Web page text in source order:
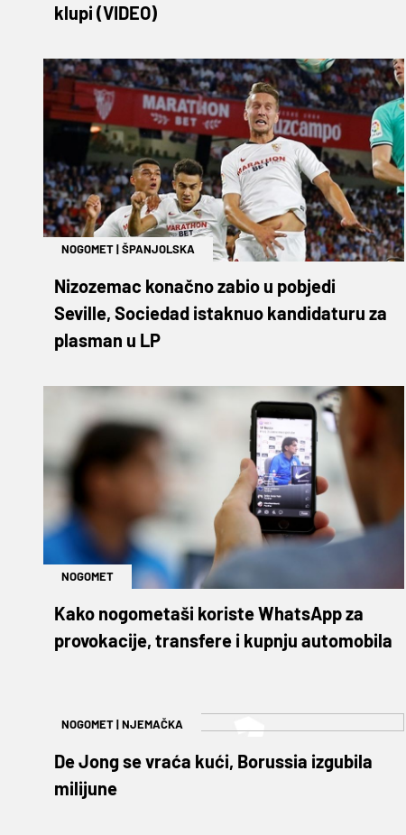
klupi (VIDEO)
NOGOMET|ŠPANJOLSKA
Nizozemac konačno zabio u pobjedi
Seville, Sociedad istaknuo kandidaturu za
plasman u LP
NOGOMET
Kako nogometaši koriste WhatsApp za
provokacije, transfere i kupnju automobila
NOGOMET|NJEMAČKA
De Jong se vraća kući, Borussia izgubila
milijune